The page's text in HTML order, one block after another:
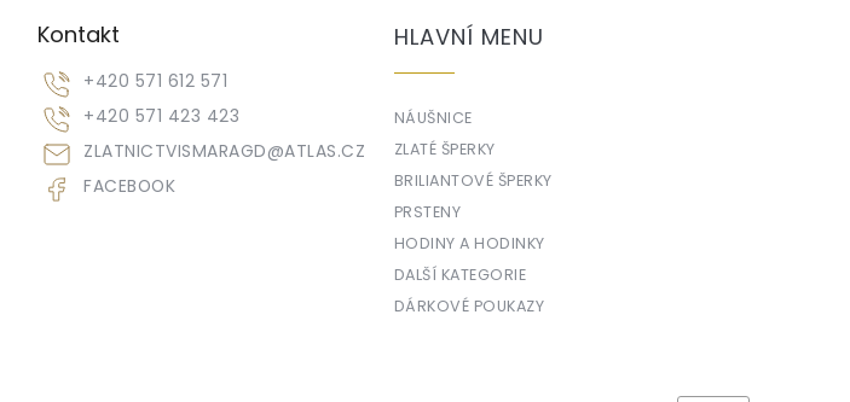
Kontakt
ZLATNICTVISMARAGD@ATLAS.CZ
+420 571 612 571
+420 571 423 423
FACEBOOK
HLAVNÍ MENU
NÁUŠNICE
ZLATÉ ŠPERKY
BRILIANTOVÉ ŠPERKY
PRSTENY
HODINY A HODINKY
DALŠÍ KATEGORIE
DÁRKOVÉ POUKAZY